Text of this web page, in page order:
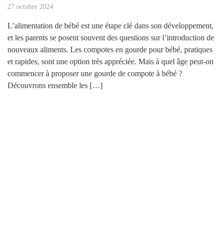
27 octobre 2024
L’alimentation de bébé est une étape clé dans son développement,
et les parents se posent souvent des questions sur l’introduction de
nouveaux aliments. Les compotes en gourde pour bébé, pratiques
et rapides, sont une option très appréciée. Mais à quel âge peut-on
commencer à proposer une gourde de compote à bébé ?
Découvrons ensemble les […]